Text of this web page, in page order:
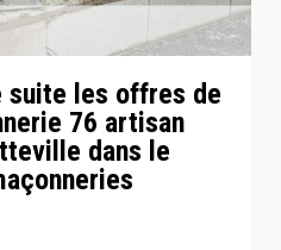
les offres de
76 artisan
dans le